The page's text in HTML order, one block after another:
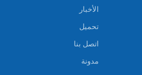
الأخبار
تحميل
اتصل بنا
مدونة